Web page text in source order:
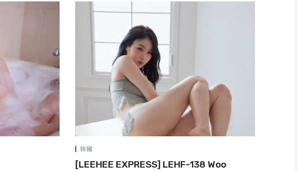
韓國
[LEEHEE EXPRESS] LEHF-138 Woo